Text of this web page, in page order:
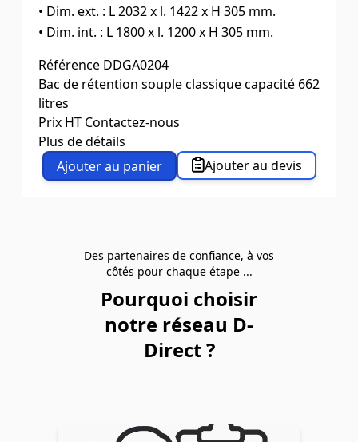
• Dim. ext. : L 2032 x l. 1422 x H 305 mm.
​• Dim. int. : L 1800 x l. 1200 x H 305 mm.
Référence DDGA0204
Bac de rétention souple classique capacité 662
litres
Prix HT Contactez-nous
Plus de détails
Capacité (litres)662
MatériauxPVC
Ajouter au panier Ajouter au devis
Des partenaires de confiance, à vos
côtés pour chaque étape ...
Pourquoi choisir
notre réseau D-
Direct ?